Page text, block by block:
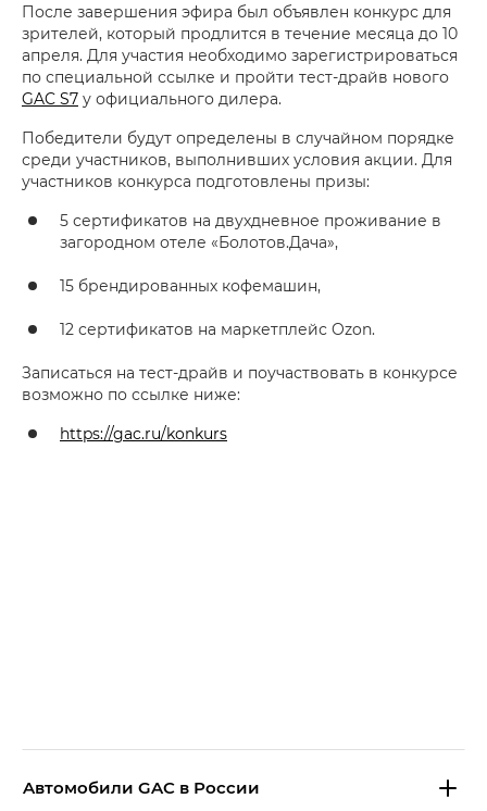
После завершения эфира был объявлен конкурс для
зрителей, который продлится в течение месяца до 10
апреля. Для участия необходимо зарегистрироваться
по специальной ссылке и пройти тест-драйв нового
GAC S7 у официального дилера.
Победители будут определены в случайном порядке
среди участников, выполнивших условия акции. Для
участников конкурса подготовлены призы:
5 сертификатов на двухдневное проживание в
загородном отеле «Болотов.Дача»,
15 брендированных кофемашин,
12 сертификатов на маркетплейс Ozon.
Записаться на тест-драйв и поучаствовать в конкурсе
возможно по ссылке ниже:
https://gac.ru/konkurs
Aвтомобили GAC в России